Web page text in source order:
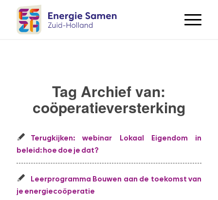
Tag Archief van:
coöperatieversterking
Terugkijken: webinar Lokaal Eigendom in
beleid: hoe doe je dat?
Leerprogramma Bouwen aan de toekomst van
je energiecoöperatie